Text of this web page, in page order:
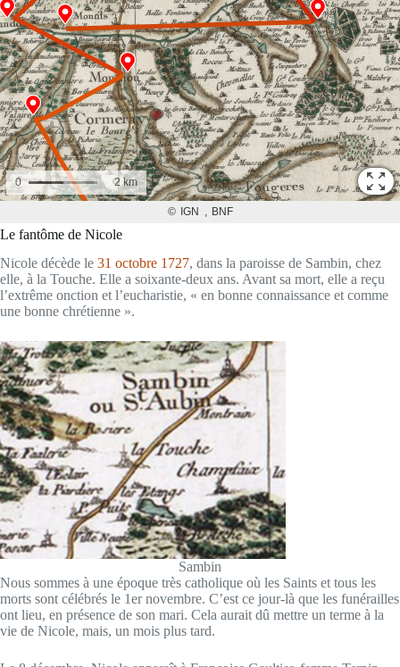
Le fantôme de Nicole
Nicole décède le 31 octobre 1727, dans la paroisse de Sambin, chez
elle, à la Touche. Elle a soixante-deux ans. Avant sa mort, elle a reçu
l’extrême onction et l’eucharistie, « en bonne connaissance et comme
une bonne chrétienne ».
Sambin
Nous sommes à une époque très catholique où les Saints et tous les
morts sont célébrés le 1er novembre. C’est ce jour-là que les funérailles
ont lieu, en présence de son mari. Cela aurait dû mettre un terme à la
vie de Nicole, mais, un mois plus tard.